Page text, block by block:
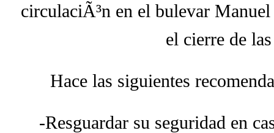
circulaciÃ³n en el bulevar
el cierre de
Hace las siguientes
-Resguardar su seguridad en